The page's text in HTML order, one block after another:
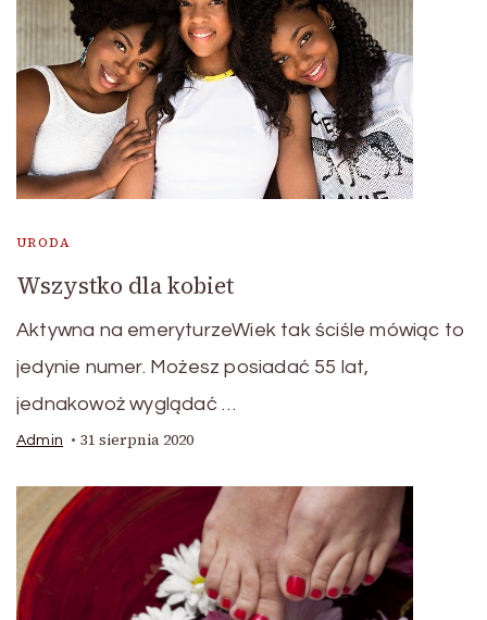
URODA
Wszystko dla kobiet
Aktywna na emeryturzeWiek tak ściśle mówiąc to
jedynie numer. Możesz posiadać 55 lat,
jednakowoż wyglądać …
Admin 31 sierpnia 2020